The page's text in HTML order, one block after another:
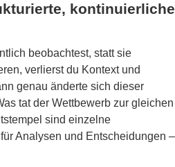
kontinuierliche
beobachtest, statt sie
verlierst du Kontext und
genau änderte sich dieser
tat der Wettbewerb zur gleichen
sind einzelne
Analysen und Entscheidungen –